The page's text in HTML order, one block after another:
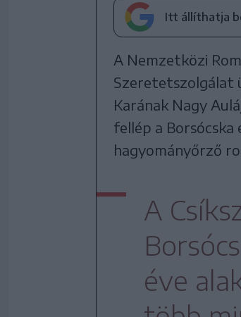
Itt állíthatja
A Nemzetközi
Szeretetszolgálat
Karának Nagy
fellép a
hagyományőrző
A
éve